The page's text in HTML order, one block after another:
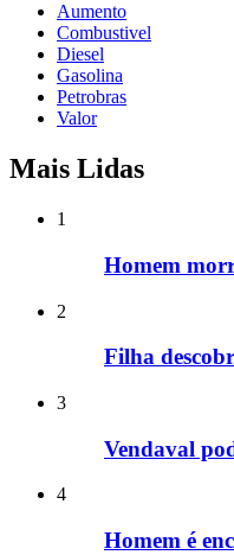
Aumento
Combustivel
Diesel
Gasolina
Petrobras
Valor
Mais Lidas
1
Homem
2
Filha
3
Vendaval
4
Homem é